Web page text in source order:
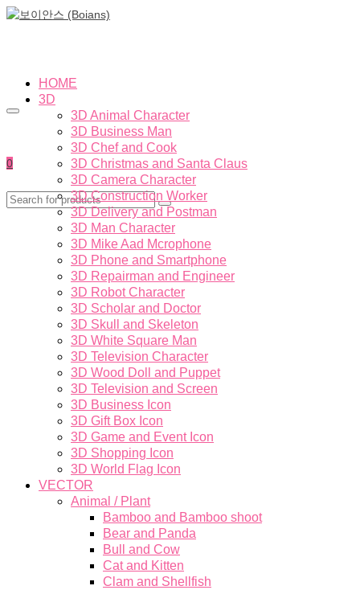
0
HOME
3D
3D Animal Character
3D Business Man
3D Chef and Cook
3D Christmas and Santa Claus
3D Camera Character
3D Construction Worker
3D Delivery and Postman
3D Man Character
3D Mike Aad Mcrophone
3D Phone and Smartphone
3D Repairman and Engineer
3D Robot Character
3D Scholar and Doctor
3D Skull and Skeleton
3D White Square Man
3D Television Character
3D Wood Doll and Puppet
3D Television and Screen
3D Business Icon
3D Gift Box Icon
3D Game and Event Icon
3D Shopping Icon
3D World Flag Icon
VECTOR
Animal / Plant
Bamboo and Bamboo shoot
Bear and Panda
Bull and Cow
Cat and Kitten
Clam and Shellfish